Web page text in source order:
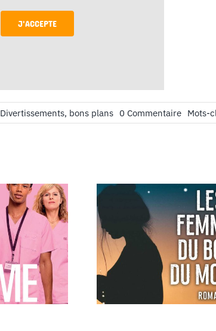
J'ACCEPTE
Divertissements, bons plans 0 Commentaireon
Jeu
Mots-
Livre à Lire : Les
Femmes du bout du
monde